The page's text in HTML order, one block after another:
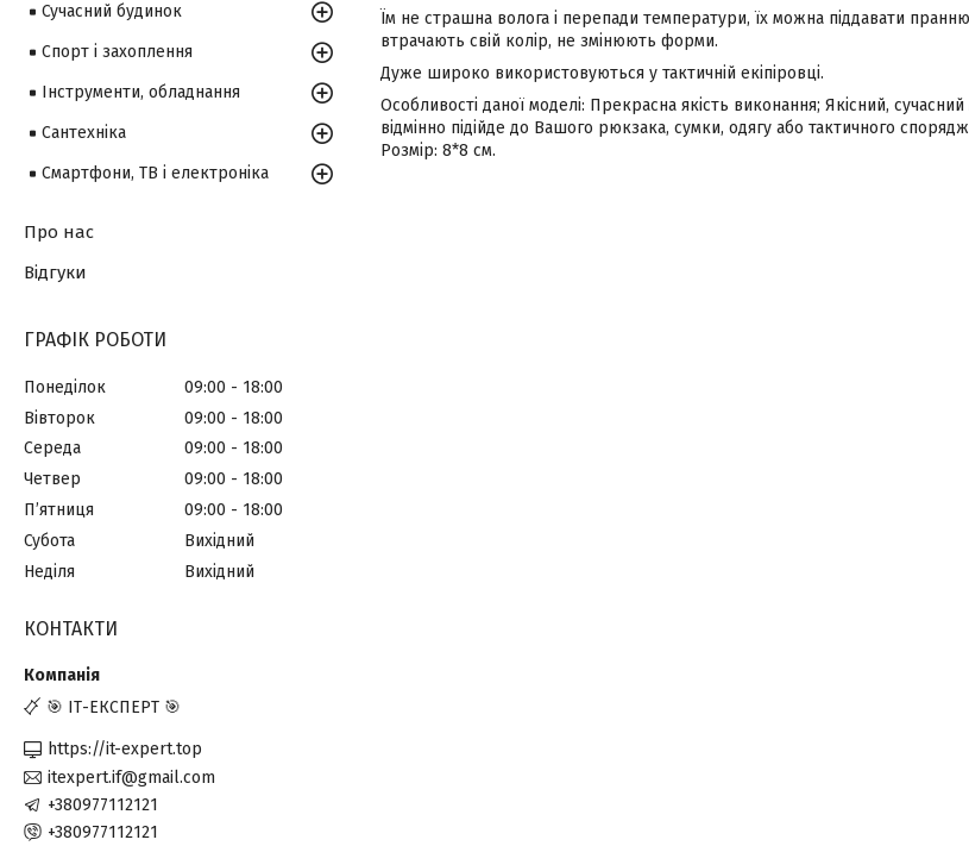
Їм не страшна волога і перепади температури, їх можна піддавати
втрачають свій колір, не змінюють форми.
Дуже широко використовуються у тактичній екіпіровці.
Особливості даної моделі: Прекрасна якість виконання; Якісний,
відмінно підійде до Вашого рюкзака, сумки, одягу або тактичного
Розмір: 8*8 см.
Сучасний будинок
Спорт і захоплення
Інструменти, обладнання
Сантехніка
Смартфони, ТВ і електроніка
Про нас
Відгуки
ГРАФІК РОБОТИ
Понеділок 09:00
18:00
Вівторок
09:00
18:00
Середа
09:00
18:00
Четвер
09:00
18:00
Пʼятниця
09:00
18:00
Субота
Вихідний
Неділя
Вихідний
КОНТАКТИ
🎯 ІТ-ЕКСПЕРТ 🎯
https://it-expert.top
itexpert.if@gmail.com
+380977112121
+380977112121